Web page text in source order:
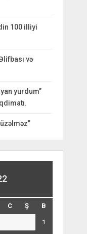
100 illiyi
və
yurdum”
C Ş B
1